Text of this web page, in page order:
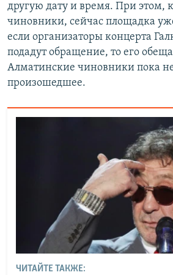
другую дату и время. При этом,
чиновники, сейчас площадка
если организаторы концерта
подадут обращение, то его
Алматинские чиновники пока
произошедшее.
ЧИТАЙТЕ ТАКЖЕ: